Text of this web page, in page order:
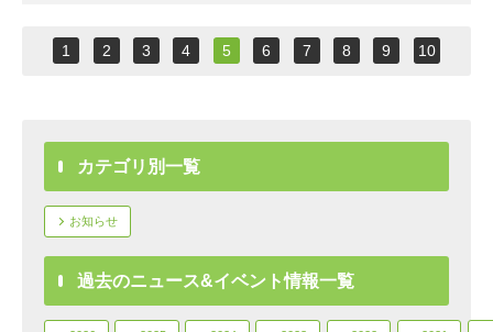
1 2 3 4 5 6 7 8 9 10
カテゴリ別一覧
お知らせ
過去のニュース&イベント情報一覧